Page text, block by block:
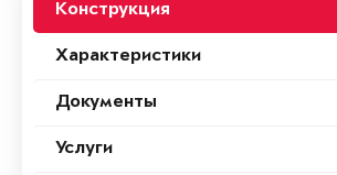
Конструкция
Характеристики
Документы
Услуги